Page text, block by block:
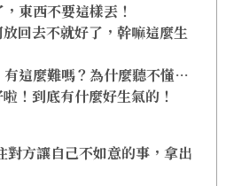
東西不要這樣丟！
回去不就好了，幹嘛這麼生
這麼難嗎？為什麼聽不懂…
！到底有什麼好生氣的！
對方讓自己不如意的事，拿出